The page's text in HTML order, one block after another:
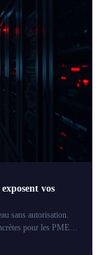
vos
sans autorisation.
pour les PME